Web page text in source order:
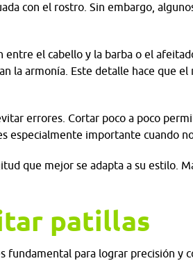
con el rostro. Sin embargo,
el cabello y la barba o el
la armonía. Este detalle hace que
errores. Cortar poco a poco
especialmente importante cuando
que mejor se adapta a su estilo.
patillas
fundamental para lograr precisión y